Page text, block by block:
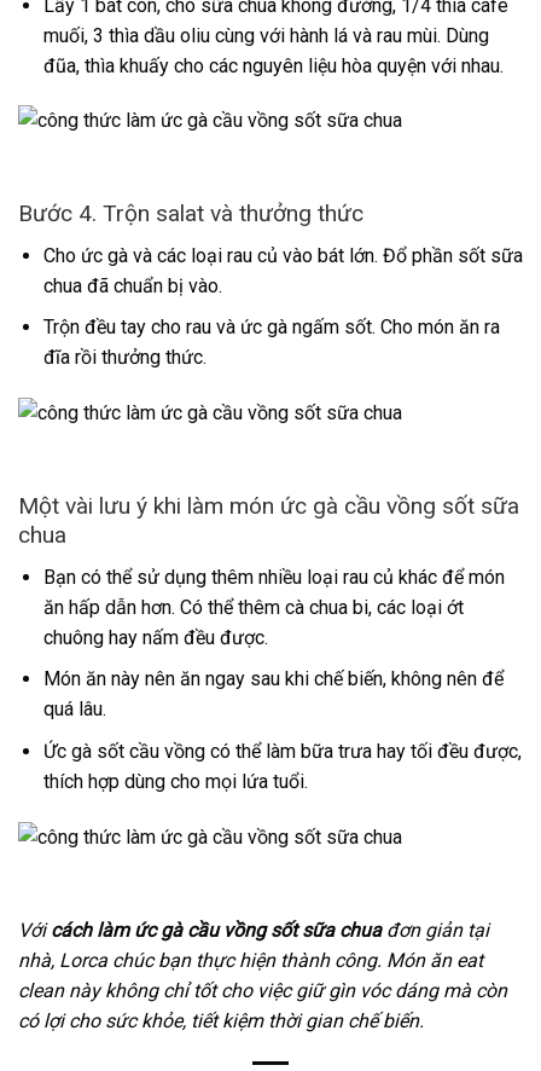
Lấy 1 bát con, cho sữa chua không đường, 1/4 thìa cafe
muối, 3 thìa dầu oliu cùng với hành lá và rau mùi. Dùng
đũa, thìa khuấy cho các nguyên liệu hòa quyện với nhau.
Bước 4. Trộn salat và thưởng thức
Cho ức gà và các loại rau củ vào bát lớn. Đổ phần sốt sữa
chua đã chuẩn bị vào.
Trộn đều tay cho rau và ức gà ngấm sốt. Cho món ăn ra
đĩa rồi thưởng thức.
Một vài lưu ý khi làm món ức gà cầu vồng sốt sữa
chua
Bạn có thể sử dụng thêm nhiều loại rau củ khác để món
ăn hấp dẫn hơn. Có thể thêm cà chua bi, các loại ớt
chuông hay nấm đều được.
Món ăn này nên ăn ngay sau khi chế biến, không nên để
quá lâu.
Ức gà sốt cầu vồng có thể làm bữa trưa hay tối đều được,
thích hợp dùng cho mọi lứa tuổi.
Vớicách làm ức gà cầu vồng sốt sữa chuađơn giản tại
nhà, Lorca chúc bạn thực hiện thành công. Món ăn eat
clean này không chỉ tốt cho việc giữ gìn vóc dáng mà còn
có lợi cho sức khỏe, tiết kiệm thời gian chế biến.